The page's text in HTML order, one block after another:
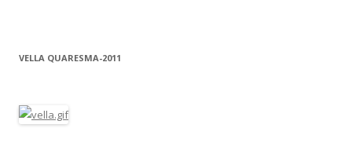
VELLA QUARESMA-2011